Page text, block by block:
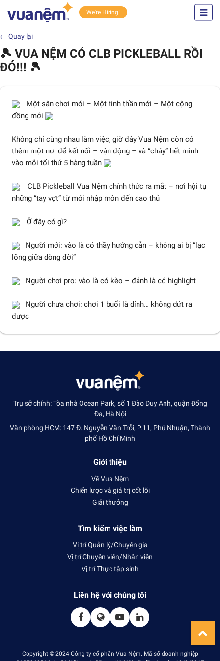
We're Hiring!
← Quay lại
🎾 VUA NỆM CÓ CLB PICKLEBALL RỒI
ĐÓ!!! 🎾
Một sân chơi mới – Một tinh thần mới – Một cộng
đồng mới
Không chỉ cùng nhau làm việc, giờ đây Vua Nệm còn có
thêm một nơi để kết nối – vận động – và “cháy” hết mình
vào mỗi tối thứ 5 hàng tuần
CLB Pickleball Vua Nệm chính thức ra mắt – nơi hội tụ
những “tay vợt” từ mới nhập môn đến cao thủ
Ở đây có gì?
Người mới: vào là có thầy hướng dẫn – không ai bị “lạc
lõng giữa dòng đời”
Người chơi pro: vào là có kèo – đánh là có highlight
Người chưa chơi: chơi 1 buổi là dính… không dứt ra
được
Trụ sở chính: Tòa nhà Ocean Park, số 1 Đào Duy Anh, quận Đống
Đa, Hà Nội
Văn phòng HCM: 147 Đ. Nguyễn Văn Trỗi, P.11, Phú Nhuận, Thành
phố Hồ Chí Minh
Giới thiệu
Về Vua Nệm
Chiến lược và giá trị cốt lõi
Giải thưởng
Tìm kiếm việc làm
Vị trí Quản lý/Chuyên gia
Vị trí Chuyên viên/Nhân viên
Vị trí Thực tập sinh
Liên hệ với chúng tôi
Copyright © 2024 Công ty cổ phần Vua Nệm. Mã số doanh nghiệp